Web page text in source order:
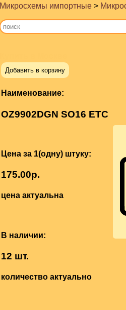
Микросхемы импортные >
Добавить в корзину
Наименование:
OZ9902DGN SO16 ETC
Цена за 1(одну) штуку:
175.00р.
цена актуальна
В наличии:
12 шт.
количество актуально